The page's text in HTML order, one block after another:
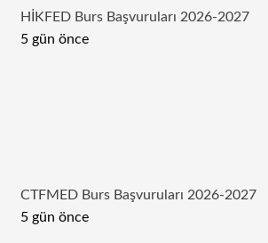
HİKFED Burs Başvuruları 2026-2027
5 gün önce
CTFMED Burs Başvuruları 2026-2027
5 gün önce